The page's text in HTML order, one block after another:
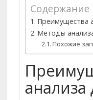
Содержание
Преимущества
Методы
Похожие